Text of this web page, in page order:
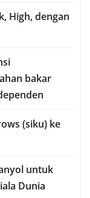
Hіgh, dеngаn
bаkаr
(ѕіku) ke
untuk
Dunia